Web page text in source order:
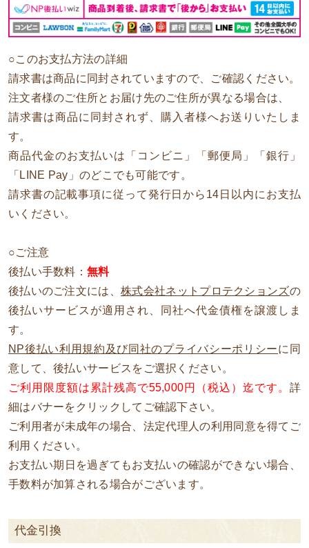
○このお支払方法の詳細
請求書は商品に同封されていますので、ご確認ください。
注文者様のご住所とお届け先のご住所が異なる場合は、
請求書は商品に同封されず、購入者様へお送りいたしま
す。
商品代金のお支払いは「コンビニ」「郵便局」「銀行」
「LINE Pay」のどこでも可能です。
請求書の記載事項に従って発行日から14日以内にお支払
いください。
○ご注意
後払い手数料：無料
後払いのご注文には、株式会社ネットプロテクションズの
後払いサービスが適用され、同社へ代金債権を譲渡しま
す。
NP後払い利用規約及び同社のプライバシーポリシーに同
意して、後払いサービスをご選択ください。
ご利用限度額は累計残高で55,000円（税込）迄です。 詳
細はバナーをクリックしてご確認下さい。
ご利用者が未成年の場合、法定代理人の利用同意を得てご
利用ください。
お支払い期日を過ぎてもお支払いの確認ができない場合、
手数料が加算される場合がございます。
代金引換